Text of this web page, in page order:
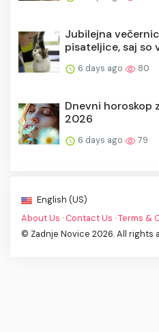
Jubilejna
pisateljice, saj so
6 days ago 80
Dnevni horoskop
2026
6 days ago 79
English (US)
About Us · Contact Us ·Terms &
© Zadnje Novice 2026. All rights